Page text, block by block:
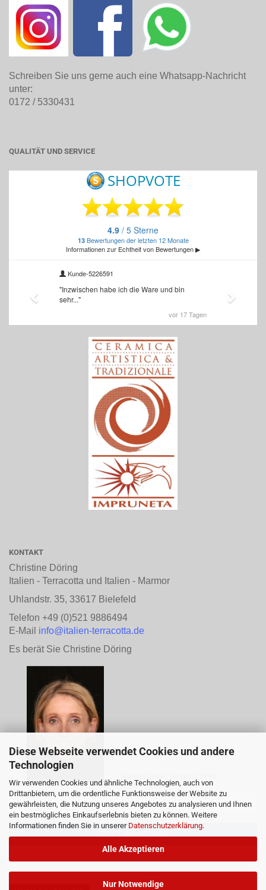
Diese Webseite verwendet Cookies und andere
Technologien
Wir verwenden Cookies und ähnliche Technologien, auch von
Drittanbietern, um die ordentliche Funktionsweise der Website zu
gewährleisten, die Nutzung unseres Angebotes zu analysieren und Ihnen
ein bestmögliches Einkaufserlebnis bieten zu können. Weitere
Informationen finden Sie in unserer Datenschutzerklärung.
Alle Akzeptieren
Nur Notwendige
Schreiben Sie uns gerne auch eine Whatsapp-Nachricht
unter:
0172 / 5330431
QUALITÄT UND SERVICE
KONTAKT
Christine Döring
Italien - Terracotta und Italien - Marmor
Uhlandstr. 35, 33617 Bielefeld
Telefon +49 (0)521 9886494
E-Mail info@italien-terracotta.de
Es berät Sie Christine Döring